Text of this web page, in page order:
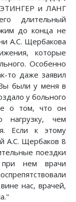
ЭТИНГЕР и ЛАНГ
длительный
до конца не
А.С. Щербакова
которые
Особенно
то даже заявил
были у меня в
у больного
о том, что он
чем
Если к этому
А.С. Щербаков 8
поездки
нем врачи
нас, врачей,